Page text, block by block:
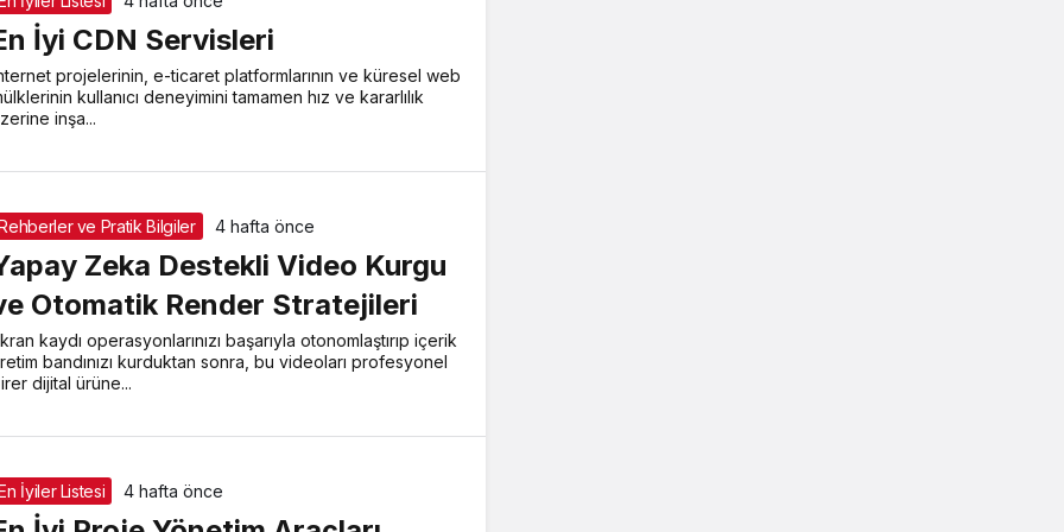
İyi CDN Servisleri
projelerinin, e-ticaret platformlarının ve küresel web
kullanıcı deneyimini tamamen hız ve kararlılık
inşa...
ve Pratik Bilgiler 4 hafta önce
Zeka Destekli Video Kurgu
Otomatik Render Stratejileri
kaydı operasyonlarınızı başarıyla otonomlaştırıp içerik
bandınızı kurduktan sonra, bu videoları profesyonel
dijital ürüne...
İyiler Listesi 4 hafta önce